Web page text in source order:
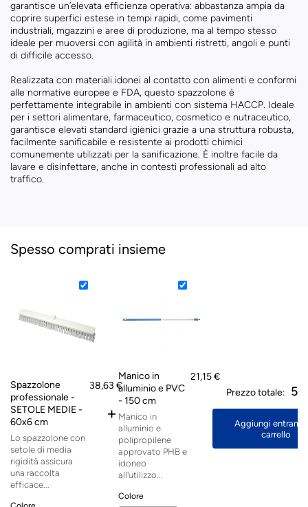
garantisce un’elevata efficienza operativa: abbastanza ampia da
coprire superfici estese in tempi rapidi, come pavimenti
industriali, mgazzini e aree di produzione, ma al tempo stesso
ideale per muoversi con agilità in ambienti ristretti, angoli e punti
di difficile accesso.
Realizzata con materiali idonei al contatto con alimenti e conformi
alle normative europee e FDA, questo spazzolone è
perfettamente integrabile in ambienti con sistema HACCP. Ideale
per i settori alimentare, farmaceutico, cosmetico e nutraceutico,
garantisce elevati standard igienici grazie a una struttura robusta,
facilmente sanificabile e resistente ai prodotti chimici
comunemente utilizzati per la sanificazione. È inoltre facile da
lavare e disinfettare, anche in contesti professionali ad alto
traffico.
Spesso comprati insieme
Spazzolone
professionale -
SETOLE MEDIE -
60x6 cm
Lo spazzolone con
setole di media
rigidità assicura
una raccolta
efficace...
38,63 €
+
Manico in
alluminio e PVC
- 150 cm
Manico in
alluminio e
polipropilene
approvato PHB e
idoneo
all'utilizzo...
21,15 €
Colore
Prezzo totale:
Aggiungi
carrello